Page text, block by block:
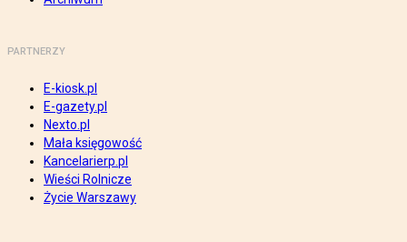
PARTNERZY
E-kiosk.pl
E-gazety.pl
Nexto.pl
Mała księgowość
Kancelarierp.pl
Wieści Rolnicze
Życie Warszawy